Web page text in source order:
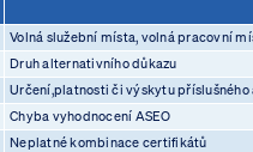
Volná služební místa, volná pracovní
Druh alternativního důkazu
Určení,platnosti či výskytu příslušného
Chyba vyhodnocení ASEO
Neplatné kombinace certifikátů